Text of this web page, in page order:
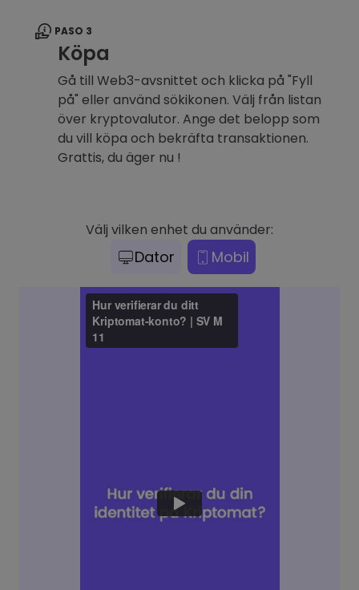
PASO 3
Köpa
Gå till Web3-avsnittet och klicka på "Fyll
på" eller använd sökikonen. Välj från listan
över kryptovalutor. Ange det belopp som
du vill köpa och bekräfta transaktionen.
Grattis, du äger nu !
Välj vilken enhet du använder:
Dator Mobil